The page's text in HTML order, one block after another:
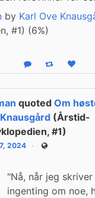
by Karl Ove
#1) (6%)
Reply Boost status
Like
quoted Om
(Årstid-
#1)
2024 Public
"Nå, når jeg
ingenting om noe,